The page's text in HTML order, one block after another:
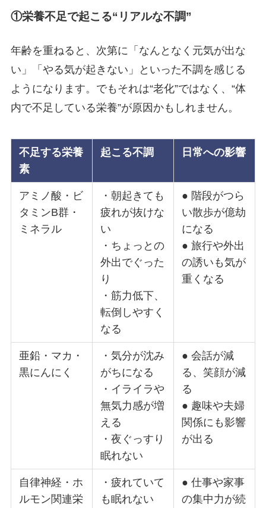
①栄養不足で起こる“ リアルな不調”
年齢を重ねると、次第に「なんとなく元気が出な
い」「やる気が起きない」といった不調を感じる
ようになります。でもそれは“老化”ではなく、“体
内で不足している栄養”が原因かもしれません。
不足する栄養
素
起こる不調 日常への影響
アミノ酸・ビ
タミンB群・
ミネラル
・朝起きても
疲れが抜けな
い
・ちょっとの
外出でぐった
り
・筋力低下、
転倒しやすく
なる
● 階段がつら
い散歩が億劫
になる
● 旅行や外出
の誘いも気が
重くなる
亜鉛・マカ・
黒にんにく
・気分が沈み
がちになる
・イライラや
無気力感が増
える
・夜ぐっすり
眠れない
● 会話が減
る、笑顔が減
る
● 趣味や夫婦
関係にも影響
が出る
自律神経・ホ
ルモン関連栄
・疲れていて
も眠れない
● 仕事や家事
の集中力が続